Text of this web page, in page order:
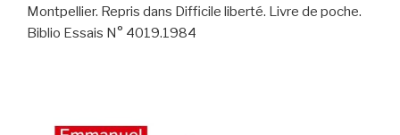
Montpellier. Repris dans Difficile liberté. Livre de poche.
Biblio Essais N° 4019.1984